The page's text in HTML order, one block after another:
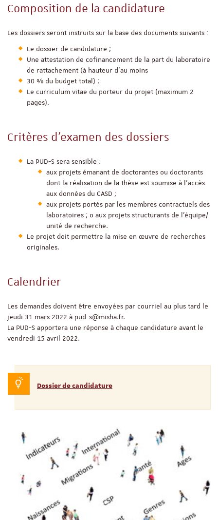
Composition de la candidature
Les dossiers seront instruits sur la base des documents suivants :
Le dossier de candidature ;
Une attestation de cofinancement de la part du laboratoire
de rattachement (à hauteur d’au moins
30 % du budget total) ;
Le curriculum vitae du porteur du projet (maximum 2
pages).
Critères d’examen des dossiers
La PUD-S sera sensible :
aux projets émanant de doctorantes ou doctorants
dont la réalisation de la thèse est soumise à l’accès
aux données du CASD ;
aux projets portés par les membres contractuels des
laboratoires ; o aux projets structurants de l’équipe/
unité de recherche.
Le projet doit permettre la mise en œuvre de recherches
originales.
Calendrier
Les demandes doivent être envoyées par courriel au plus tard le
jeudi 31 mars 2022 à pud-s@misha.fr.
La PUD-S apportera une réponse à chaque candidature avant le
vendredi 15 avril 2022.
Dossier de candidature